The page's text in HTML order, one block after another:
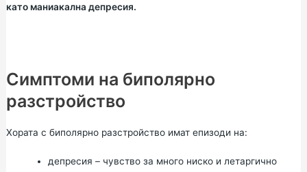
като маниакална депресия.
Симптоми на биполярно
разстройство
Хората с биполярно разстройство имат епизоди на:
депресия – чувство за много ниско и летаргично